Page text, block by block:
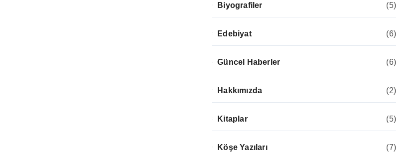
Biyografiler (5)
Edebiyat (6)
Güncel Haberler (6)
Hakkımızda (2)
Kitaplar (5)
Köşe Yazıları (7)